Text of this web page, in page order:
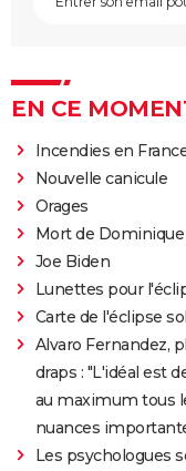
EN CE
Incendies en
Nouvelle canicule
Orages
Mort de
Joe Biden
Lunettes pour
Carte de l'éclipse
Alvaro Fernandez,
draps : "L'idéal est
au maximum tous
nuances
Les psychologues